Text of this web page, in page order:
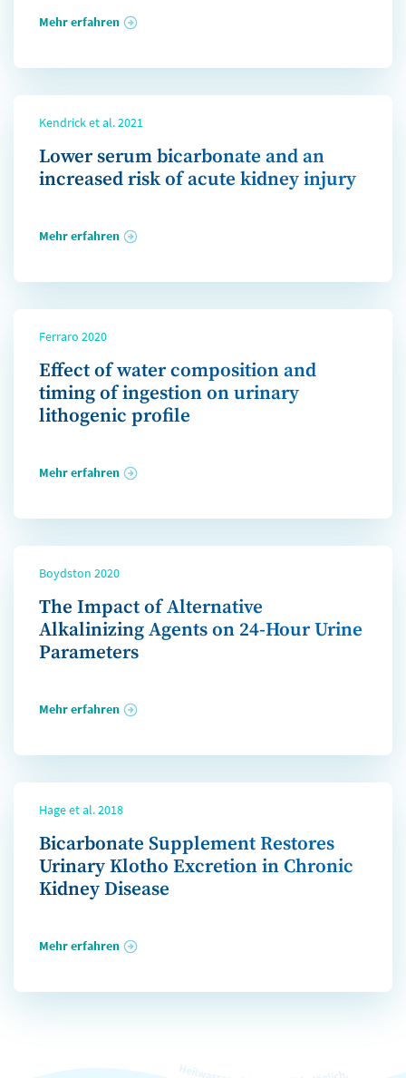
Mehr erfahren
Kendrick et al. 2021
Lower serum bicarbonate and an
increased risk of acute kidney injury
Mehr erfahren
Ferraro 2020
Effect of water composition and
timing of ingestion on urinary
lithogenic profile
Mehr erfahren
Boydston 2020
The Impact of Alternative
Alkalinizing Agents on 24-Hour Urine
Parameters
Mehr erfahren
Hage et al. 2018
Bicarbonate Supplement Restores
Urinary Klotho Excretion in Chronic
Kidney Disease
Mehr erfahren